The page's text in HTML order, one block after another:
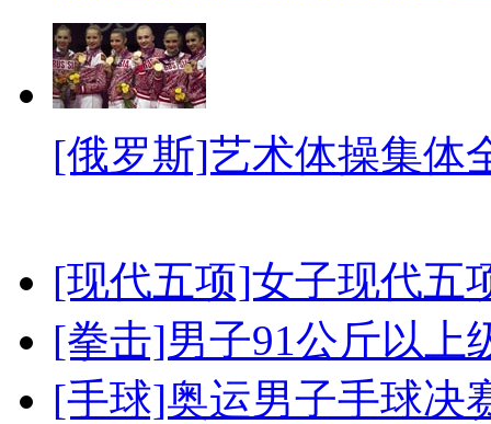
[俄罗斯]艺术体操集体
[现代五项]女子现代五
[拳击]男子91公斤以上
[手球]奥运男子手球决